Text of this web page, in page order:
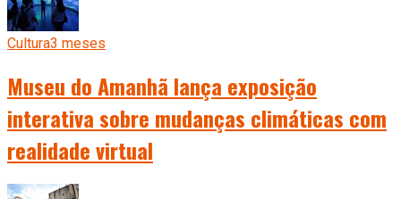
Cultura3 meses
Museu do Amanhã lança exposição
interativa sobre mudanças climáticas com
realidade virtual